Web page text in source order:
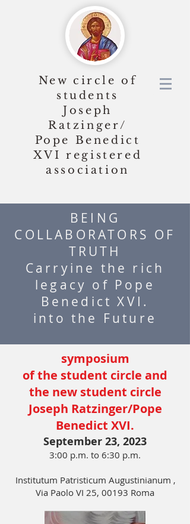
New circle of
students
Joseph
Ratzinger/
Pope Benedict
XVI registered
association
BEING
COLLABORATORS OF
TRUTH
Carryine the rich
legacy of Pope
Benedict XVI.
into the Future
symposium
of the student circle and
the new student circle
Joseph Ratzinger/Pope
Benedict XVI.
September 23, 2023
3:00 p.m. to 6:30 p.m.
Institutum Patristicum Augustinianum ,
Via Paolo VI 25, 00193 Roma